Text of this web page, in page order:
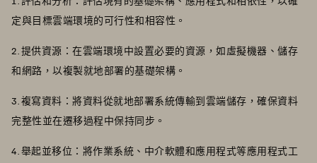
定與目標雲端環境的可行性和相容性。
2. 提供資源：在雲端環境中設置必要的資源，如虛擬機器、儲存
和網路，以複製就地部署的基礎架構。
3. 複寫資料：將資料從就地部署系統傳輸到雲端儲存，確保資料
完整性並在遷移過程中保持同步。
4. 舉起並移位：將作業系統、中介軟體和應用程式等應用程式工